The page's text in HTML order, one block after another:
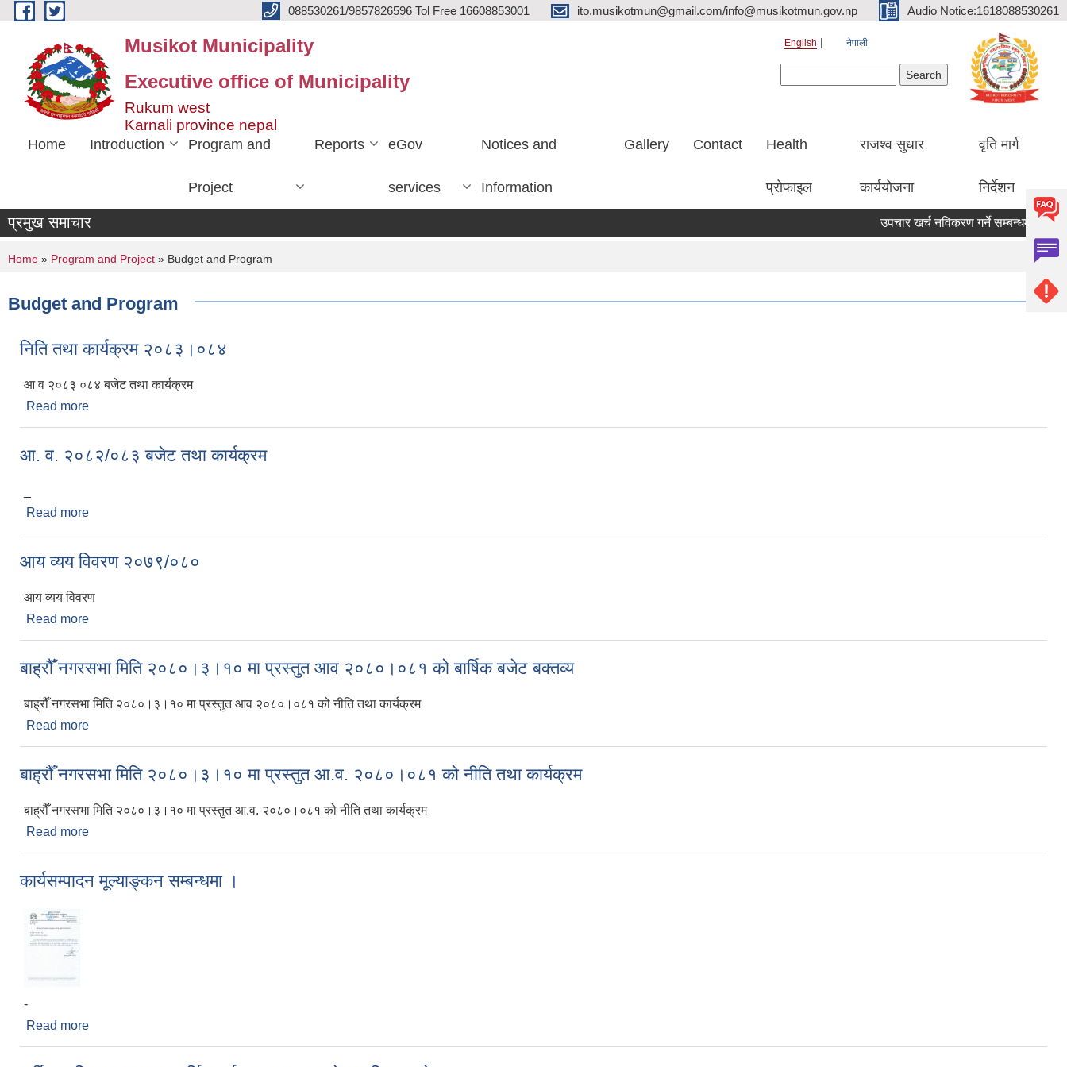
Skip to main content 088530261/9857826596 Tol Free 16608853001 ito.musikotmun@gmail.com/info@musikotmun.gov.np Audio Notice:1618088530261
Musikot Municipality
Executive office of Municipality
Rukum west
Karnali province nepal
English नेपाली
Home Introduction Program and
Project
Reports eGov
services
Notices and
Information
Gallery Contact Health
प्रोफाइल
राजश्व सुधार
कार्ययोजना
वृति मार्ग
निर्देशन
प्रमुख समाचार उपचार खर्च नविकरण गर्ने सम्बन्धमा
You are here
Home » Program and Project » Budget and Program
Budget and Program
निति तथा कार्यक्रम २०८३।०८४
आ व २०८३ ०८४ बजेट तथा कार्यक्रम
Read more
आ. व. २०८२/०८३ बजेट तथा कार्यक्रम
Read more
आय व्यय विवरण २०७९/०८०
आय व्यय विवरण
Read more
बाह्रौँ नगरसभा मिति २०८०।३।१० मा प्रस्तुत आव २०८०।०८१ को बार्षिक बजेट बक्तव्य
बाह्रौँ नगरसभा मिति २०८०।३।१० मा प्रस्तुत आव २०८०।०८१ को नीति तथा कार्यक्रम
Read more
बाह्रौँ नगरसभा मिति २०८०।३।१० मा प्रस्तुत आ.व. २०८०।०८१ को नीति तथा कार्यक्रम
बाह्रौँ नगरसभा मिति २०८०।३।१० मा प्रस्तुत आ.व. २०८०।०८१ को नीति तथा कार्यक्रम
Read more
कार्यसम्पादन मूल्याङ्कन सम्बन्धमा ।
-
Read more